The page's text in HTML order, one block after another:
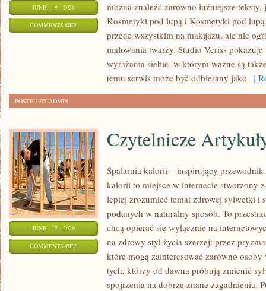
JUNE - 19 - 2026
COMMENTS OFFON
można znaleźć zarówno luźniejsze
Kosmetyki pod lupą i Kosmetyki pod
przede wszystkim na makijażu, ale nie
malowania twarzy. Studio Veriss
wyrażania siebie, w którym ważne są
temu serwis może być odbierany jako [
POSTED BY ADMIN
JUNE - 17 - 2026
COMMENTS OFFON
CZYTELNICZE
ARTYKUŁY
Czytelnicze
Spalarnia kalorii – inspirujący
kalorii to miejsce w internecie stworzony
lepiej zrozumieć temat zdrowej sylwetki i
podanych w naturalny sposób. To
chcą opierać się wyłącznie na
na zdrowy styl życia szerzej: przez
które mogą zainteresować zarówno
tych, którzy od dawna próbują zmienić
spojrzenia na dobrze znane zagadnienia.